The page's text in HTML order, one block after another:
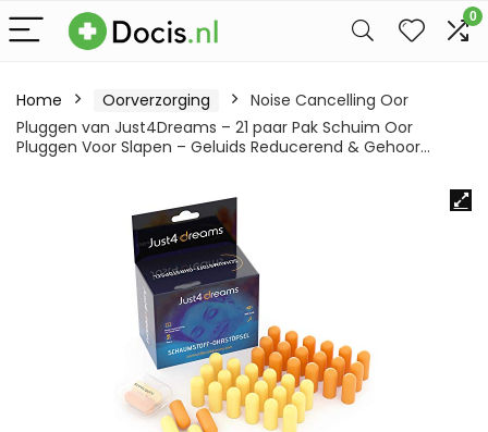
0
Home Oorverzorging
Noise Cancelling Oor
Pluggen van Just4Dreams – 21 paar Pak Schuim Oor
Pluggen Voor Slapen – Geluids Reducerend & Gehoor…